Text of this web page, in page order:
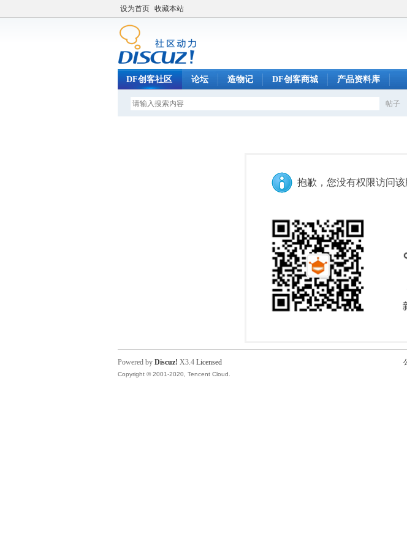
设为首页 收藏本站
DF创客社区 论坛 造物记 DF创客商城 产品资料库
帖子
抱歉，您没有权限访问
Powered by Discuz! X3.4 Licensed
Copyright © 2001-2020, Tencent Cloud.